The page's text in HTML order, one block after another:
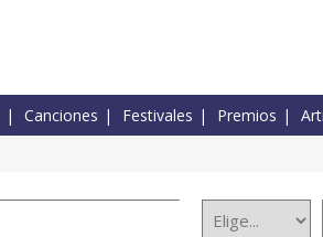
Canciones Festivales Premios